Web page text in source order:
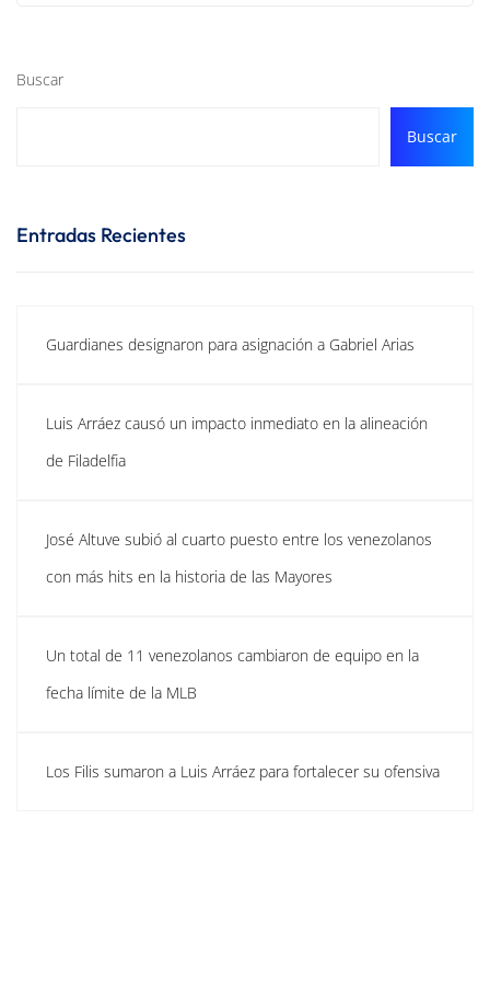
Buscar
Buscar
Entradas Recientes
Guardianes designaron para asignación a Gabriel Arias
Luis Arráez causó un impacto inmediato en la alineación
de Filadelfia
José Altuve subió al cuarto puesto entre los venezolanos
con más hits en la historia de las Mayores
Un total de 11 venezolanos cambiaron de equipo en la
fecha límite de la MLB
Los Filis sumaron a Luis Arráez para fortalecer su ofensiva